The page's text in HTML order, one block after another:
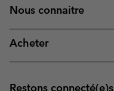
Nous connaitre
Acheter
Restons connecté(e)s